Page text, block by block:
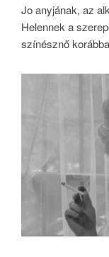
Jo anyjának, az
Helennek a
színésznő